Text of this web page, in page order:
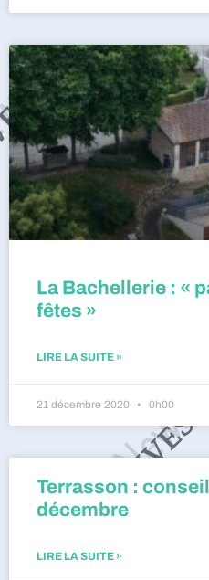
La Bachellerie : «
fêtes »
LIRE LA SUITE »
21 décembre 2020 0h00
Terrasson :
décembre
LIRE LA SUITE »